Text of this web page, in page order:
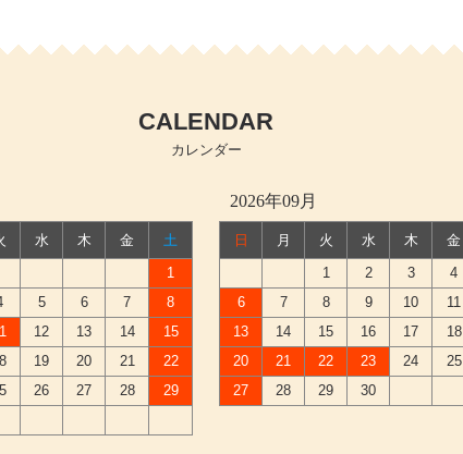
CALENDAR
カレンダー
水 木 金
土
1
5 6 7
8
12 13 14
15
19 20 21
22
26 27 28
29
2026年09月
日 月 火 水 木 金
1
2 3 4
6
7 8 9 10 11
13
14 15 16 17 18
20
21 22 23 24 25
27
28 29 30